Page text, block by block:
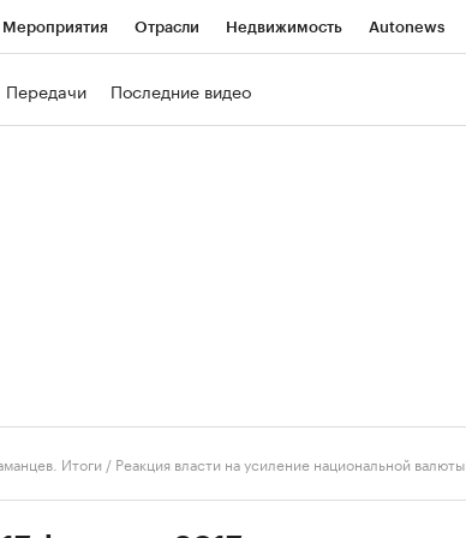
Мероприятия Отрасли Недвижимость Autonews
Передачи Последние видео
Итоги / Реакция власти на усиление национальной валюты